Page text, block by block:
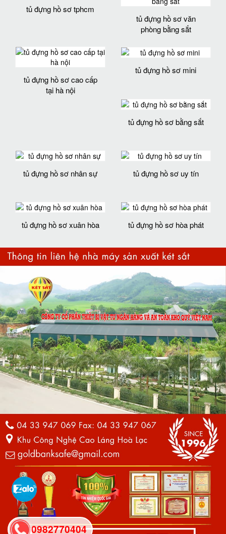
tủ đựng hồ sơ tphcm
tủ đựng hồ sơ văn
phòng bằng sắt
tủ đựng hồ sơ cao cấp
tại hà nội
tủ đựng hồ sơ mini
tủ đựng hồ sơ bằng sắt
tủ đựng hồ sơ nhân sự tủ đựng hồ sơ uy tín
tủ đựng hồ sơ xuân hòa tủ đựng hồ sơ hòa phát
0982770404